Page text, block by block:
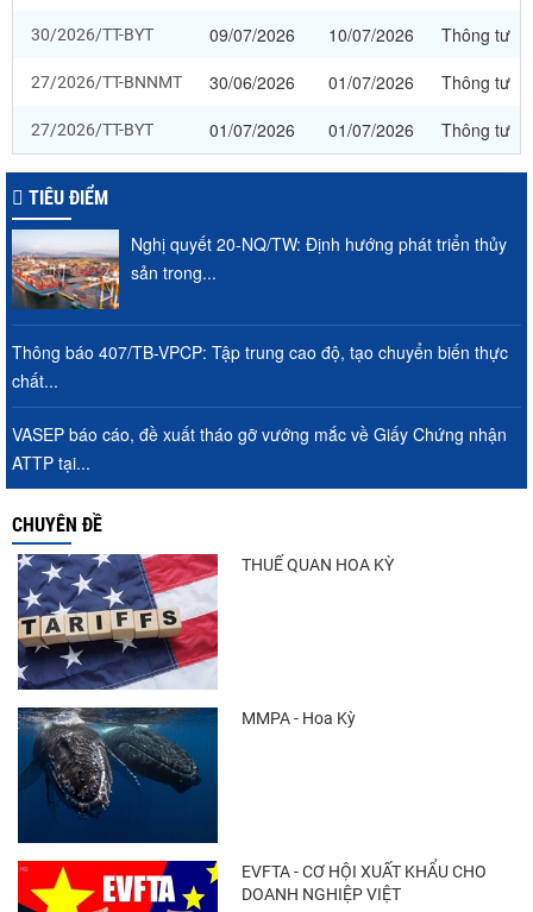
30/2026/TT-BYT 09/07/2026 10/07/2026 Thông tư
27/2026/TT-BNNMT 30/06/2026 01/07/2026 Thông tư
27/2026/TT-BYT 01/07/2026 01/07/2026 Thông tư
TIÊU ĐIỂM
Nghị quyết 20-NQ/TW: Định hướng phát triển thủy
sản trong...
Thông báo 407/TB-VPCP: Tập trung cao độ, tạo chuyển biến thực
chất...
VASEP báo cáo, đề xuất tháo gỡ vướng mắc về Giấy Chứng nhận
ATTP tại...
CHUYÊN ĐỀ
THUẾ QUAN HOA KỲ
MMPA - Hoa Kỳ
EVFTA - CƠ HỘI XUẤT KHẨU CHO
DOANH NGHIỆP VIỆT